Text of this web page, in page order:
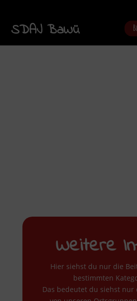
SDAJ BaWü
Weitere
Hier siehst du nur die
bestimmten
Das bedeutet du siehst nur